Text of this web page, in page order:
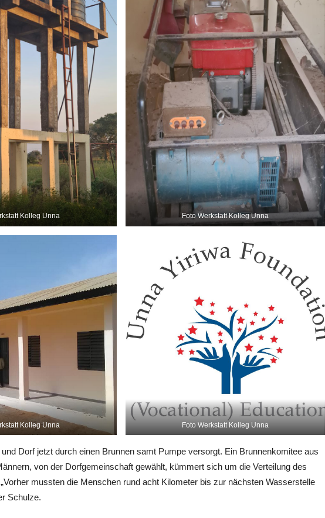
Kolleg Unna Foto Werkstatt Kolleg Unna
Kolleg Unna Foto Werkstatt Kolleg Unna
Dorf jetzt durch einen Brunnen samt Pumpe versorgt. Ein Brunnenkomitee aus
von der Dorfgemeinschaft gewählt, kümmert sich um die Verteilung des
mussten die Menschen rund acht Kilometer bis zur nächsten Wasserstelle
Schulze.